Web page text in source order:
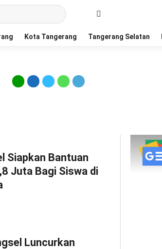
Kota Tangerang Tangerang Selatan
Siapkan Bantuan
Juta Bagi Siswa di
Luncurkan